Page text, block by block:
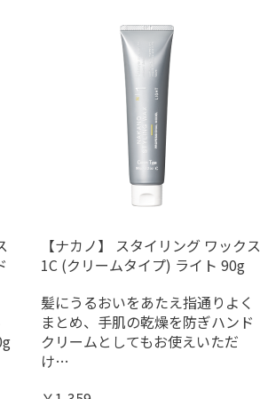
【ナカノ】 スタイリング ワックス
1C (クリームタイプ) ライト 90g
髪にうるおいをあたえ指通りよく
まとめ、手肌の乾燥を防ぎハンド
クリームとしてもお使えいただ
け…